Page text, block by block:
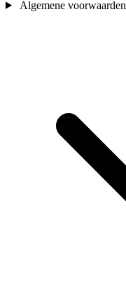
Algemene voorwaarden